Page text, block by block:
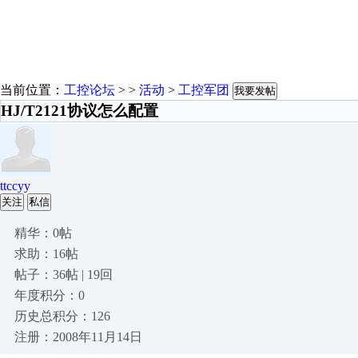
当前位置： 工控论坛 > > 活动 > 工控军团 我要发帖
HJ/T2121协议怎么配置
ttccyy
关注 私信
精华：0帖
求助：16帖
帖子：36帖 | 19回
年度积分：0
历史总积分：126
注册：2008年11月14日